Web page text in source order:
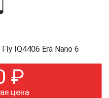
IQ4406 Era Nano 6
₽
цена